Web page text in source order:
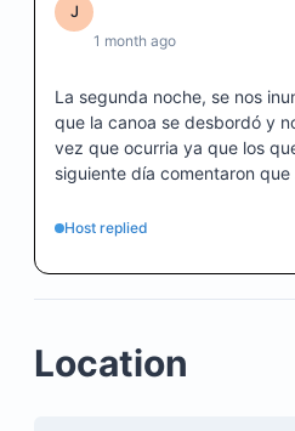
J
1 month ago
La segunda noche, se nos
que la canoa se desbordó y
vez que ocurria ya que los
siguiente día comentaron que
tambien un celular que estaba
varias personas por que salía
metía en la cocina y el
caliente es el único que no
acondicionado y los
Host replied
Location